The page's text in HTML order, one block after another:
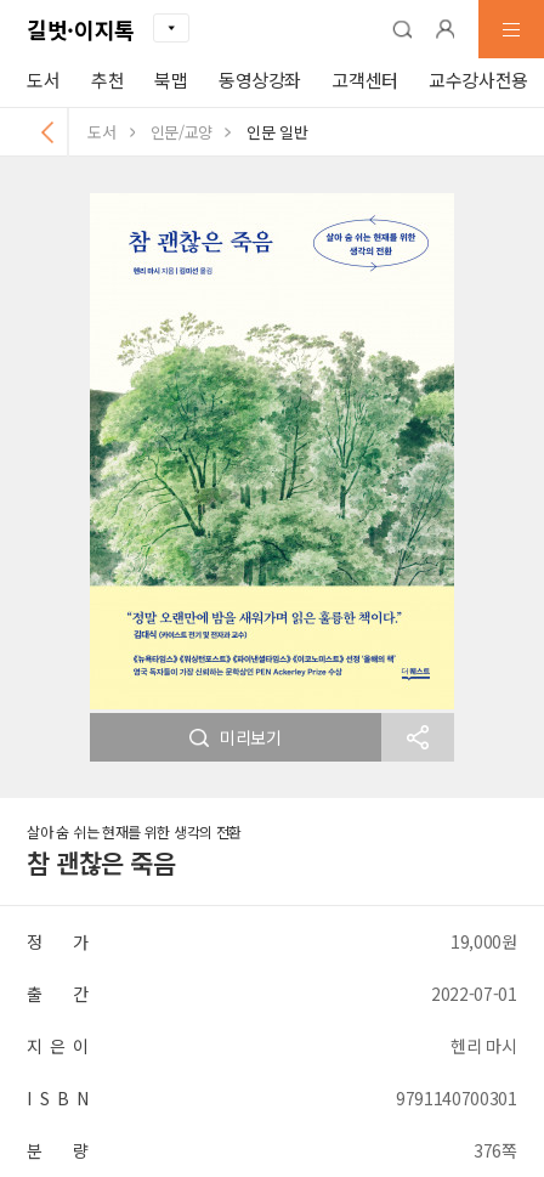
길벗·이지톡
도서 추천 북맵 동영상강좌 고객센터 교수강사전용
도서 인문/교양 인문 일반
미리보기
살아 숨 쉬는 현재를 위한 생각의 전환
참 괜찮은 죽음
정 가 19,000원
출 간 2022-07-01
지 은 이 헨리 마시
I S B N 9791140700301
분 량 376쪽